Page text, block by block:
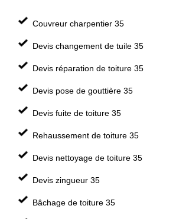
Couvreur charpentier 35
Devis changement de tuile 35
Devis réparation de toiture 35
Devis pose de gouttière 35
Devis fuite de toiture 35
Rehaussement de toiture 35
Devis nettoyage de toiture 35
Devis zingueur 35
Bâchage de toiture 35